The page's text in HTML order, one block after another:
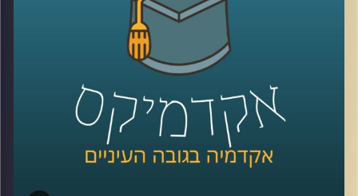
המרכז לחדשנות בהוראה באוניברסיטת רייכמן
בראשות עידן אלמוג מפתחת כלים חדשניים
ועושה שימוש בכלים קיימים שאותם היא מנסה
להחדיר לקורסים השונים ולשנות את שיטת
הלימוד הרגילה והמוכרת, ובכך להתאים את
הלימודים באקדמיה למציאות המשתנה